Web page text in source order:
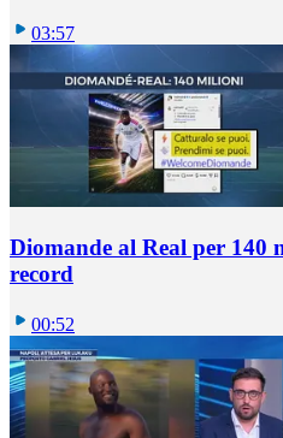
03:57
Diomande al Real per 140
record
00:52